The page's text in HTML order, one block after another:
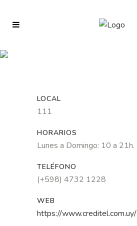
LOCAL
111
HORARIOS
Lunes a Domingo: 10 a 21h.
TELÉFONO
(+598) 4732 1228
WEB
https://www.creditel.com.uy/